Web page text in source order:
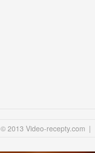
© 2013 Video-recepty.com |